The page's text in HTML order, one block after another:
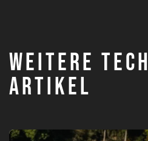
WEITERE TECH
ARTIKEL